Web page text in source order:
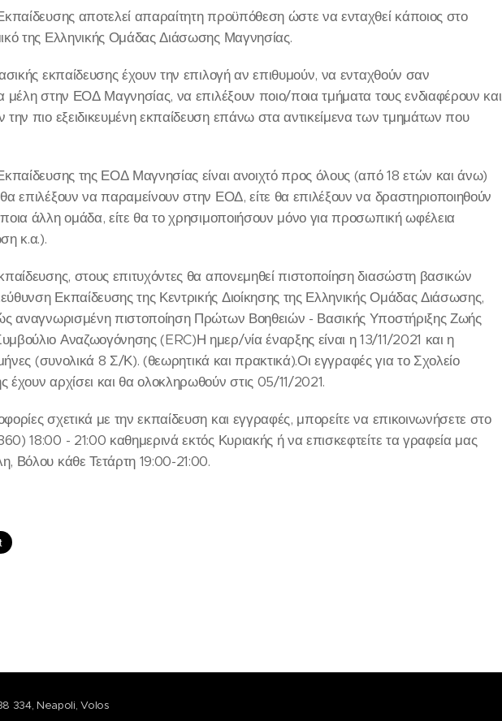
αποτελεί απαραίτητη προϋπόθεση ώστε να ενταχθεί κάποιος στο
της Ελληνικής Ομάδας Διάσωσης Μαγνησίας.
εκπαίδευσης έχουν την επιλογή αν επιθυμούν, να ενταχθούν σαν
μέλη στην ΕΟΔ Μαγνησίας, να επιλέξουν ποιο/ποια τμήματα τους ενδιαφέρουν και
την πιο εξειδικευμένη εκπαίδευση επάνω στα αντικείμενα των τμημάτων που
της ΕΟΔ Μαγνησίας είναι ανοιχτό προς όλους (από 18 ετών και άνω)
επιλέξουν να παραμείνουν στην ΕΟΔ, είτε θα επιλέξουν να δραστηριοποιηθούν
άλλη ομάδα, είτε θα το χρησιμοποιήσουν μόνο για προσωπική ωφέλεια
κ.α.).
στους επιτυχόντες θα απονεμηθεί πιστοποίηση διασώστη βασικών
Εκπαίδευσης της Κεντρικής Διοίκησης της Ελληνικής Ομάδας Διάσωσης,
αναγνωρισμένη πιστοποίηση Πρώτων Βοηθειών - Βασικής Υποστήριξης Ζωής
Αναζωογόνησης (ERC)Η ημερ/νία έναρξης είναι η 13/11/2021 και η
μήνες (συνολικά 8 Σ/Κ). (θεωρητικά και πρακτικά).Οι εγγραφές για το Σχολείο
έχουν αρχίσει και θα ολοκληρωθούν στις 05/11/2021.
σχετικά με την εκπαίδευση και εγγραφές, μπορείτε να επικοινωνήσετε στο
18:00 - 21:00 καθημερινά εκτός Κυριακής ή να επισκεφτείτε τα γραφεία μας
Βόλου κάθε Τετάρτη 19:00-21:00.
334, Neapoli, Volos